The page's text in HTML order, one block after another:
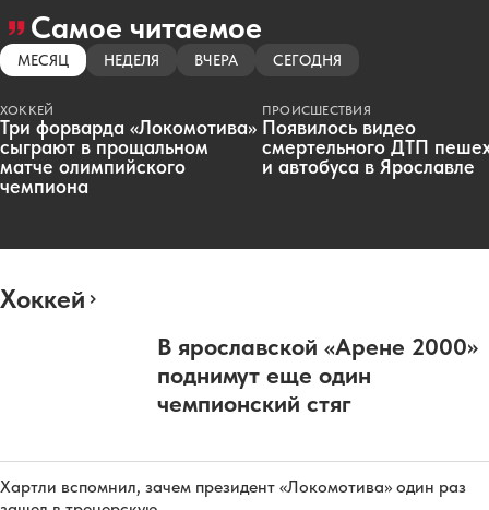
Самое читаемое
МЕСЯЦ НЕДЕЛЯ ВЧЕРА СЕГОДНЯ
ХОККЕЙ
Три форварда «Локомотива»
сыграют в прощальном
матче олимпийского
чемпиона
ПРОИСШЕСТВИЯ
Появилось видео
смертельного ДТП
и автобуса в Ярославле
Хоккей
В ярославской «Арене 2000»
поднимут еще один
чемпионский стяг
Хартли вспомнил, зачем президент «Локомотива» один раз